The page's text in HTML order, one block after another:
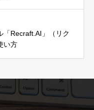
「Recraft.AI」（リク
い方